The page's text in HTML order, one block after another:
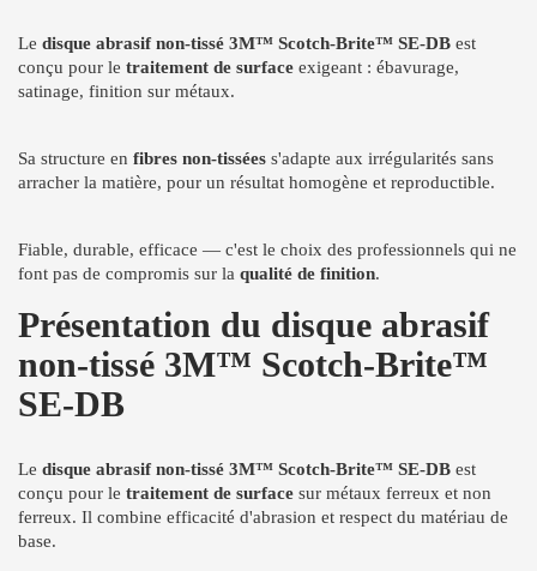
Le disque abrasif non-tissé 3M™ Scotch-Brite™ SE-DB est
conçu pour le traitement de surface exigeant : ébavurage,
satinage, finition sur métaux.
Sa structure en fibres non-tissées s'adapte aux irrégularités sans
arracher la matière, pour un résultat homogène et reproductible.
Fiable, durable, efficace — c'est le choix des professionnels qui ne
font pas de compromis sur la qualité de finition.
Présentation du disque abrasif
non-tissé 3M™ Scotch-Brite™
SE-DB
Le disque abrasif non-tissé 3M™ Scotch-Brite™ SE-DB est
conçu pour le traitement de surface sur métaux ferreux et non
ferreux. Il combine efficacité d'abrasion et respect du matériau de
base.